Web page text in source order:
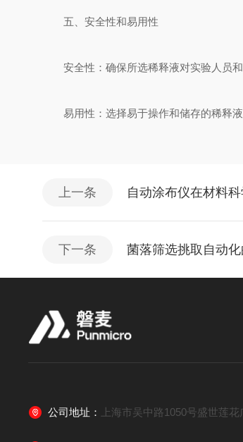
五、安全性和易用性
安全性：确保所选稀释液对实验人员和
易用性：选择易于操作和储存的稀释液
上一条 自动涂布仪在材料
下一条 菌落筛选挑取自动
公司地址： 上海市吴中路1050号盛世莲